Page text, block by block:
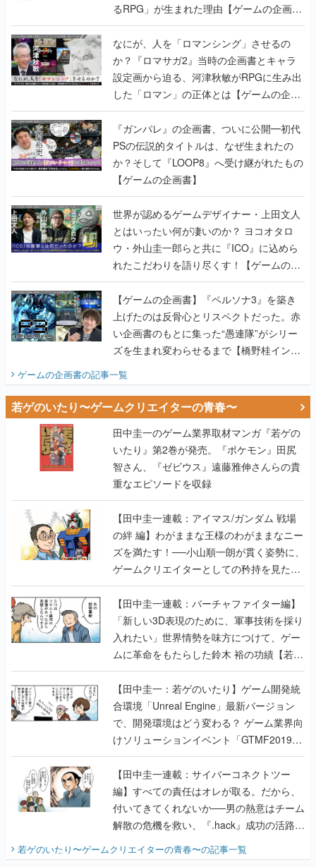
るRPG」が生まれた理由【ゲームの企画
書】
なにが、人を「ロマンシング」させるの
か？『ロマサガ2』当時の企画書とキャラ
設定画から迫る、河津秋敏がRPGに生み出
した「ロマン」の正体とは【ゲームの企画
書】
『ガンパレ』の企画書、ついに公開━初代
PSの伝説的タイトルは、なぜ生まれたの
か？そして『LOOP8』へ受け継がれたもの
【ゲームの企画書】
世界が認めるゲームデザイナー・上田文人
とはいったい何が凄いのか？ ヨコオタロ
ウ・外山圭一郎らと共に『ICO』に込めら
れたこだわりを語り尽くす！【ゲームの企
画書】
【ゲームの企画書】『ペルソナ3』を築き
上げたのは反骨心とリスペクトだった。赤
い企画書のもとに集った“愚連隊”がシリー
ズを生まれ変わらせるまで【橋野桂インタ
ゲームの企画書の記事一覧
若ゲのいたり〜ゲームクリエイターの青春〜
田中圭一のゲーム業界取材マンガ『若ゲの
いたり』第2巻が発売。『ポケモン』田尻
智さん、『ゼビウス』遠藤雅伸さんらの貴
重なエピソードを収録
【田中圭一連載：アイマス/ガンダム 戦場
の絆 編】わがままな王様のわがままなニー
ズを満たす！──小山順一朗が貫く姿勢に、
ゲームクリエイターとしての矜持を見た
【若ゲのいたり最終回】
【田中圭一連載：バーチャファイター編】
「新しい3D表現のために、軍事技術を採り
入れたい」世界情勢を味方につけて、ゲー
ムに革命をもたらした鈴木 裕の功績【若ゲ
のいたり】
【田中圭一：若ゲのいたり】ゲーム開発統
合環境「Unreal Engine」最新バージョン
で、開発環境はどう変わる？ ゲーム業界向
けソリューションイベント「GTMF2019」
に行って、より理解を深めよう【PR】
【田中圭一連載：サイバーコネクトツー
編】すべての責任はオレが取る。だから、
付いてきてくれないか──男の熱意はチーム
解散の危機を救い、『.hack』成功の活路を
『少年ジャンプ』色だった【若ゲのいた
若ゲのいたり〜ゲームクリエイターの青春〜の記事一覧